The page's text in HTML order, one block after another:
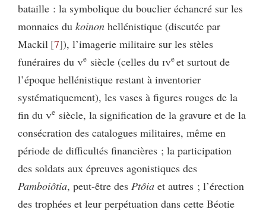
bataille : la symbolique du bouclier échancré sur les
monnaies du koinon hellénistique (discutée par
Mackil 7 ), l’imagerie militaire sur les stèles
funéraires du ve siècle (celles du iveet surtout de
l’époque hellénistique restant à inventorier
systématiquement), les vases à figures rouges de la
fin du ve siècle, la signification de la gravure et de la
consécration des catalogues militaires, même en
période de difficultés financières ; la participation
des soldats aux épreuves agonistiques des
Pamboiôtia, peut-être des Ptôia et autres ; l’érection
des trophées et leur perpétuation dans cette Béotie